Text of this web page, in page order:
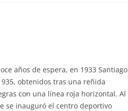
años de espera, en 1933 Santiago
obtenidos tras una reñida
con una línea roja horizontal. Al
se inauguró el centro deportivo